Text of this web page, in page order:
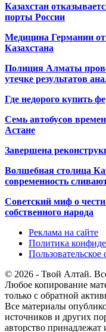
Казахстан
порты России
Медицина Германии
Казахстана
Полиция Алматы
утечке результатов
Где недорого купить
Семь автобусов
Астане
Завершена
Волшебная столица
современность
Советский миф о
собственного народа
Реклама на сайте
Политика
Пользовательское
© 2026 - Твой Алтай.
Любое копирование
только с обратной
Все материалы
источников и других
авторство